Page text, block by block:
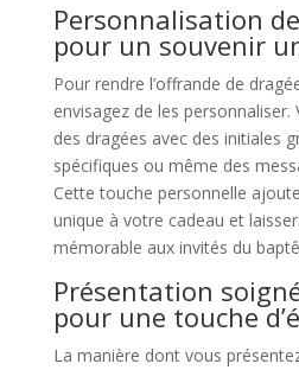
Personnalisation
pour un souvenir
Pour rendre l’offrande de
envisagez de les
des dragées avec des initiales
spécifiques ou même des
Cette touche personnelle
unique à votre cadeau et
mémorable aux invités du
Présentation
pour une touche
La manière dont vous